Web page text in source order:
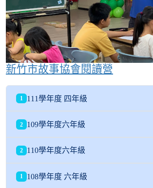
新竹市故事協會閱讀營
1 111學年度 四年級
2 109學年度六年級
2 110學年度六年級
1 108學年度 六年級